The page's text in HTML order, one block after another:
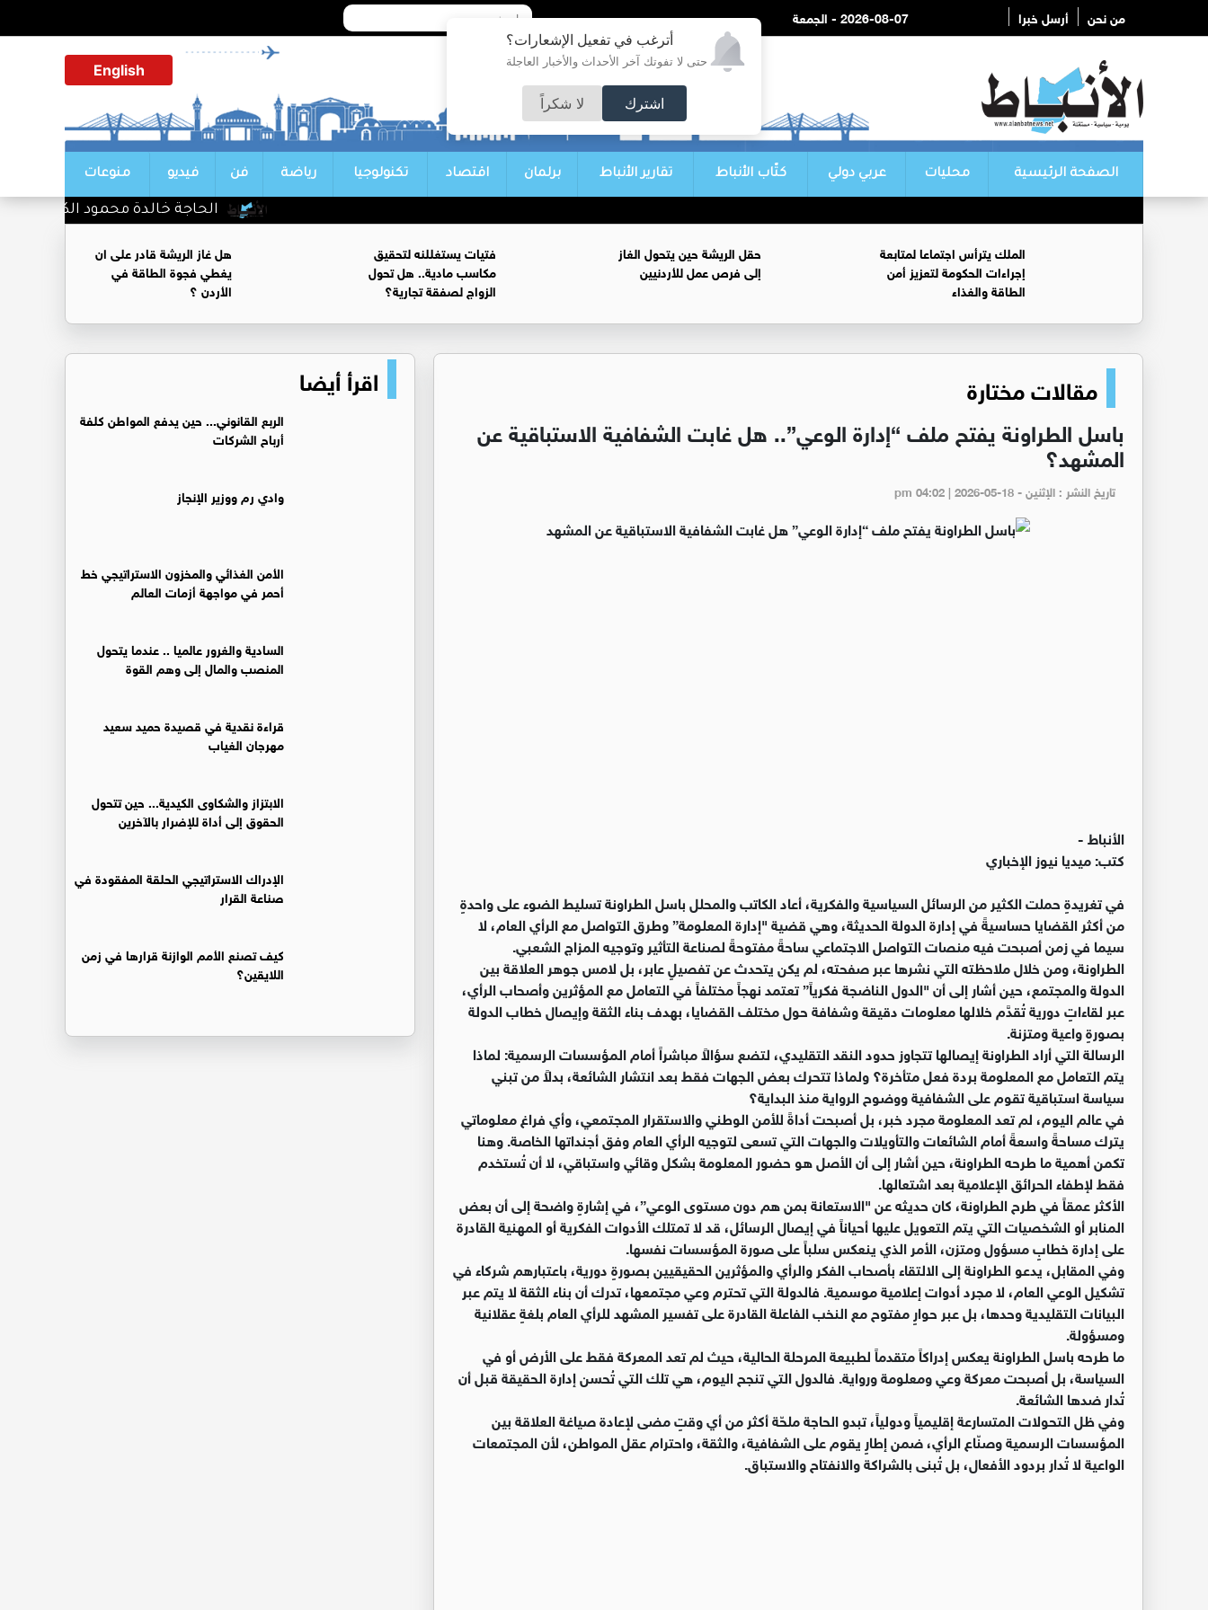
أترغب في تفعيل الإشعارات؟
حتى لا تفوتك آخر الأحداث والأخبار العاجلة
اشترك لا شكراً
من نحن أرسل خبرا 2026-08-07 - الجمعة
English
الصفحة الرئيسية محليات عربي دولي كتّاب الأنباط تقارير الأنباط برلمان اقتصاد تكنولوجيا رياضة فن فيديو منوعات
الحاجة خالدة محمود الكرمي في ذمة
الملك يترأس اجتماعا لمتابعة
إجراءات الحكومة لتعزيز أمن
الطاقة والغذاء
حقل الريشة حين يتحول الغاز
إلى فرص عمل للأردنيين
فتيات يستغللنه لتحقيق
مكاسب مادية.. هل تحول
الزواج لصفقة تجارية؟
هل غاز الريشة قادر على ان
يغطي فجوة الطاقة في
الأردن ؟
مقالات مختارة
باسل الطراونة يفتح ملف “إدارة الوعي”.. هل غابت الشفافية الاستباقية عن
المشهد؟
تاريخ النشر : الإثنين - pm 04:02 | 2026-05-18
الأنباط -
كتب: ميديا نيوز الإخباري
في تغريدةٍ حملت الكثير من الرسائل السياسية والفكرية، أعاد الكاتب والمحلل باسل الطراونة تسليط الضوء على واحدةٍ
من أكثر القضايا حساسيةً في إدارة الدولة الحديثة، وهي قضية "إدارة المعلومة” وطرق التواصل مع الرأي العام، لا
سيما في زمن أصبحت فيه منصات التواصل الاجتماعي ساحةً مفتوحةً لصناعة التأثير وتوجيه المزاج الشعبي.
الطراونة، ومن خلال ملاحظته التي نشرها عبر صفحته، لم يكن يتحدث عن تفصيلٍ عابر، بل لامس جوهر العلاقة بين
الدولة والمجتمع، حين أشار إلى أن "الدول الناضجة فكرياً” تعتمد نهجاً مختلفاً في التعامل مع المؤثرين وأصحاب الرأي،
عبر لقاءاتٍ دورية تُقدَّم خلالها معلومات دقيقة وشفافة حول مختلف القضايا، بهدف بناء الثقة وإيصال خطاب الدولة
بصورةٍ واعية ومتزنة.
الرسالة التي أراد الطراونة إيصالها تتجاوز حدود النقد التقليدي، لتضع سؤالاً مباشراً أمام المؤسسات الرسمية: لماذا
يتم التعامل مع المعلومة بردة فعل متأخرة؟ ولماذا تتحرك بعض الجهات فقط بعد انتشار الشائعة، بدلاً من تبني
سياسة استباقية تقوم على الشفافية ووضوح الرواية منذ البداية؟
في عالم اليوم، لم تعد المعلومة مجرد خبر، بل أصبحت أداةً للأمن الوطني والاستقرار المجتمعي، وأي فراغ معلوماتي
يترك مساحةً واسعةً أمام الشائعات والتأويلات والجهات التي تسعى لتوجيه الرأي العام وفق أجنداتها الخاصة. وهنا
تكمن أهمية ما طرحه الطراونة، حين أشار إلى أن الأصل هو حضور المعلومة بشكل وقائي واستباقي، لا أن تُستخدم
فقط لإطفاء الحرائق الإعلامية بعد اشتعالها.
الأكثر عمقاً في طرح الطراونة، كان حديثه عن "الاستعانة بمن هم دون مستوى الوعي”، في إشارةٍ واضحة إلى أن بعض
المنابر أو الشخصيات التي يتم التعويل عليها أحياناً في إيصال الرسائل، قد لا تمتلك الأدوات الفكرية أو المهنية القادرة
على إدارة خطابٍ مسؤول ومتزن، الأمر الذي ينعكس سلباً على صورة المؤسسات نفسها.
وفي المقابل، يدعو الطراونة إلى الالتقاء بأصحاب الفكر والرأي والمؤثرين الحقيقيين بصورةٍ دورية، باعتبارهم شركاء في
تشكيل الوعي العام، لا مجرد أدوات إعلامية موسمية. فالدولة التي تحترم وعي مجتمعها، تدرك أن بناء الثقة لا يتم عبر
البيانات التقليدية وحدها، بل عبر حوارٍ مفتوح مع النخب الفاعلة القادرة على تفسير المشهد للرأي العام بلغةٍ عقلانية
ومسؤولة.
ما طرحه باسل الطراونة يعكس إدراكاً متقدماً لطبيعة المرحلة الحالية، حيث لم تعد المعركة فقط على الأرض أو في
السياسة، بل أصبحت معركة وعي ومعلومة ورواية. فالدول التي تنجح اليوم، هي تلك التي تُحسن إدارة الحقيقة قبل أن
تُدار ضدها الشائعة.
وفي ظل التحولات المتسارعة إقليمياً ودولياً، تبدو الحاجة ملحّة أكثر من أي وقتٍ مضى لإعادة صياغة العلاقة بين
المؤسسات الرسمية وصنّاع الرأي، ضمن إطارٍ يقوم على الشفافية، والثقة، واحترام عقل المواطن، لأن المجتمعات
الواعية لا تُدار بردود الأفعال، بل تُبنى بالشراكة والانفتاح والاستباق.
اقرأ أيضا
الربع القانوني... حين يدفع المواطن كلفة
أرباح الشركات
وادي رم ووزير الإنجاز
الأمن الغذائي والمخزون الاستراتيجي خط
أحمر في مواجهة أزمات العالم
السادية والغرور عالميا .. عندما يتحول
المنصب والمال إلى وهم القوة
قراءة نقدية في قصيدة حميد سعيد
مهرجان الغياب
الابتزاز والشكاوى الكيدية... حين تتحول
الحقوق إلى أداة للإضرار بالآخرين
الإدراك الاستراتيجي الحلقة المفقودة في
صناعة القرار
كيف تصنع الأمم الوازنة قرارها في زمن
اللايقين؟